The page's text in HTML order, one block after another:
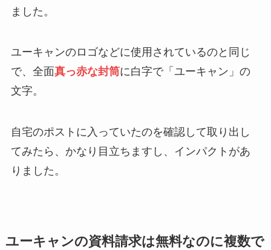
ました 。
ユーキャンのロゴなどに使用されているのと同じ
で、全面真っ赤な封筒に白字で「ユーキャン」の
文字。
自宅のポストに入っていたのを確認して取り出し
てみたら、かなり目立ちますし、インパクトがあ
りました。
ユーキャンの資料請求は無料なのに複数で